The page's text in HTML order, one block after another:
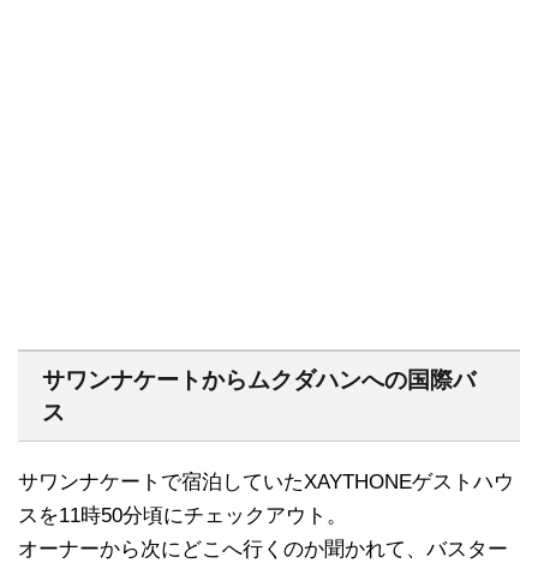
サワンナケートからムクダハンへの国際バ
ス
サワンナケートで宿泊していたXAYTHONEゲストハウ
スを11時50分頃にチェックアウト。
オーナーから次にどこへ行くのか聞かれて、バスター